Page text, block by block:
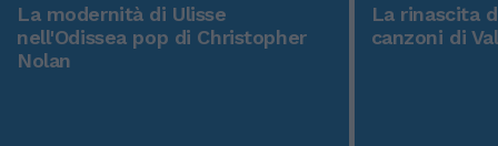
La modernità di Ulisse
nell'Odissea pop di Christopher
Nolan
La rinascita
canzoni di